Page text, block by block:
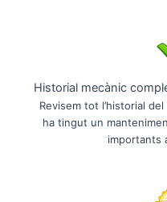
Historial mecànic
Revisem tot l’historial
ha tingut un
importants